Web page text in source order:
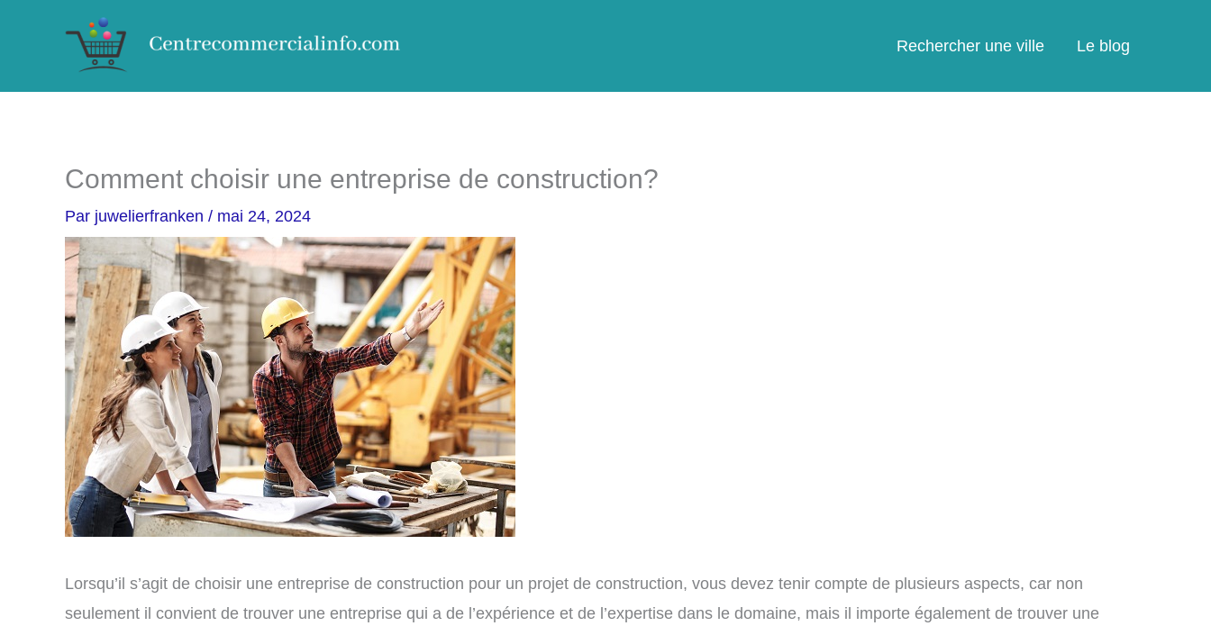
Rechercher une ville Le blog
Comment choisir une entreprise de construction?
Par juwelierfranken / mai 24, 2024
Lorsqu’il s’agit de choisir une entreprise de construction pour un projet de construction, vous devez tenir compte de plusieurs aspects, car non
seulement il convient de trouver une entreprise qui a de l’expérience et de l’expertise dans le domaine, mais il importe également de trouver une